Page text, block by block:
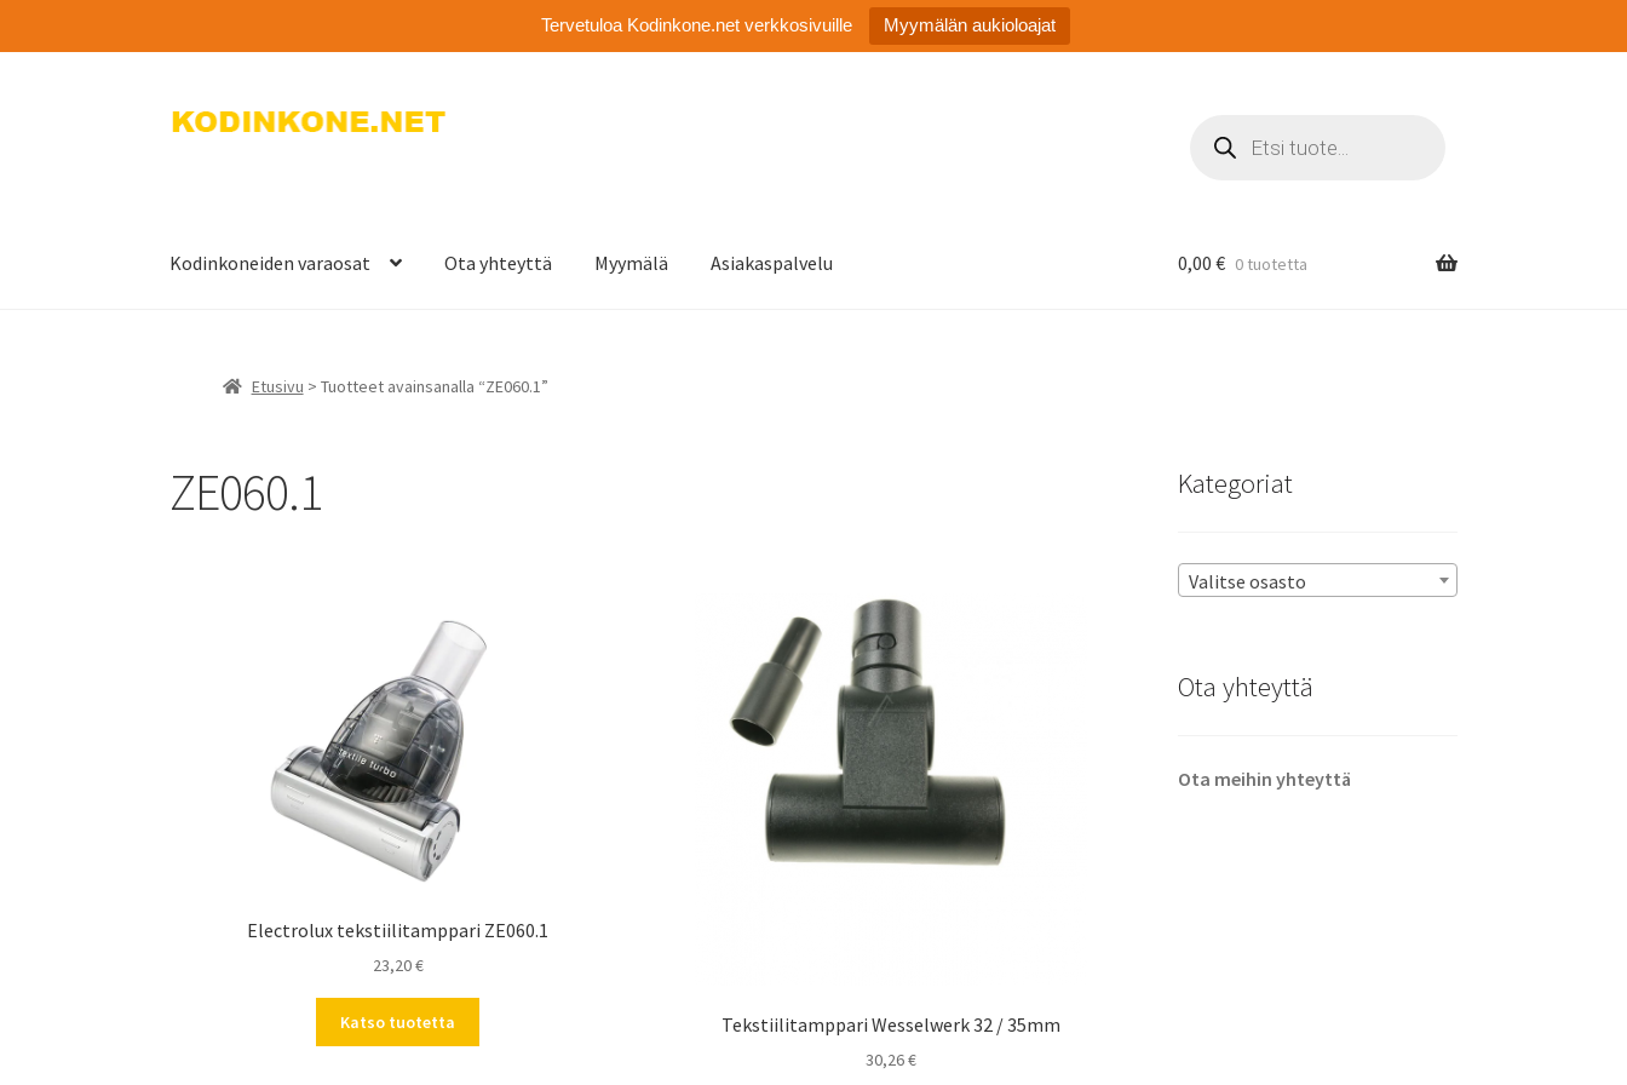
Tervetuloa Kodinkone.net verkkosivuille Myymälän aukioloajat
Siirry
Siirry
search
Kodinkoneiden varaosat Ota yhteyttä Myymälä Asiakaspalvelu 0,00 € 0 tuotetta
Etusivu > Tuotteet avainsanalla “ZE060.1”
ZE060.1
Electrolux tekstiilitamppari ZE060.1
23,20€
Katso tuotetta Tekstiilitamppari Wesselwerk 32 / 35mm
30,26€
Kategoriat
Valitse osasto
Ota yhteyttä
Ota meihin yhteyttä